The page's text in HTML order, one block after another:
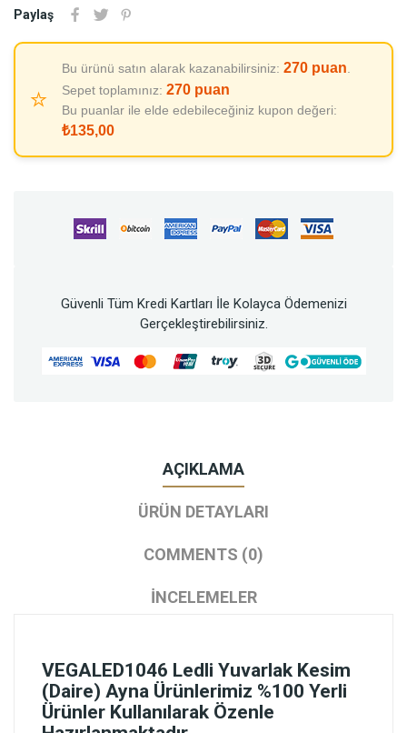
Paylaş
⭐
Bu ürünü satın alarak kazanabilirsiniz: 270 puan
Sepet toplamınız: 270 puan
Bu puanlar ile elde edebileceğiniz kupon değeri:
₺135,00
Güvenli Tüm Kredi Kartları İle Kolayca Ödemenizi
Gerçekleştirebilirsiniz.
AÇIKLAMA
ÜRÜN DETAYLARI
COMMENTS (0)
İNCELEMELER
VEGALED1046 Ledli Yuvarlak Kesim
(daire) Ayna Ürünlerimiz %100 Yerli
Ürünler Kullanılarak Özenle